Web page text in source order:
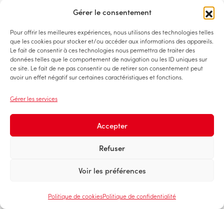
Gérer le consentement
Pour offrir les meilleures expériences, nous utilisons des technologies telles
que les cookies pour stocker et/ou accéder aux informations des appareils.
Le fait de consentir à ces technologies nous permettra de traiter des
données telles que le comportement de navigation ou les ID uniques sur
ce site. Le fait de ne pas consentir ou de retirer son consentement peut
avoir un effet négatif sur certaines caractéristiques et fonctions.
Gérer les services
Accepter
Refuser
Voir les préférences
Politique de cookiesPolitique de confidentialité